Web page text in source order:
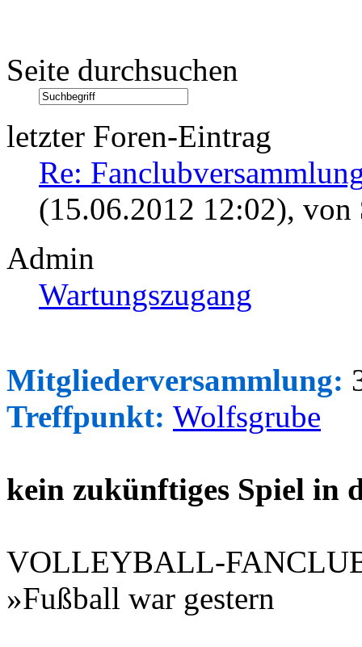
Seite durchsuchen
letzter Foren-Eintrag
Re:
(15.06.2012 12:02), von
Admin
Wartungszugang
Mitgliederversammlung:
Treffpunkt: Wolfsgrube
kein zukünftiges Spiel in
VOLLEYBALL-
»Fußball war gestern